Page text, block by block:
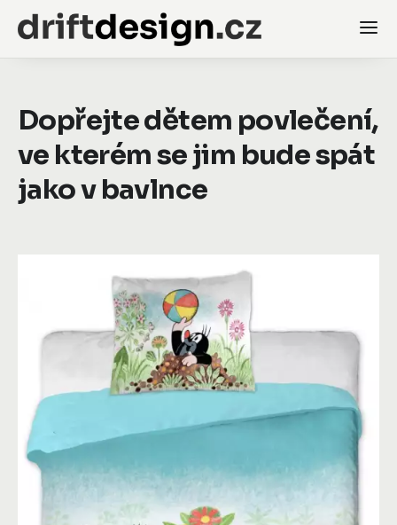
Dopřejte dětem povlečení,
ve kterém se jim bude spát
jako v bavlnce